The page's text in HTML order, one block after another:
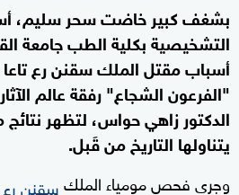
بشغف كبير خاضت سحر سليم،
التشخيصية بكلية الطب جامعة
أسباب مقتل الملك سقنن رع تاعا
"الفرعون الشجاع" رفقة عالم
الدكتور زاهي حواس، لتظهر نتائج
يتناولها التاريخ من قَبل.
وجرى فحص مومياء الملكسقنن رع